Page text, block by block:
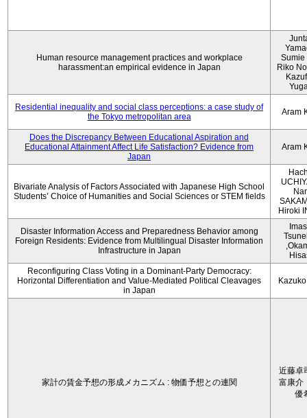
Human resource management practices and workplace
harassment:an empirical evidence in Japan
Sumie
Riko
Residential inequality and social class perceptions: a case study of
the Tokyo metropolitan area
Aram
Does the Discrepancy Between Educational Aspiration and
Educational Attainment Affect Life Satisfaction? Evidence from
Japan
Aram
Bivariate Analysis of Factors Associated with Japanese High School
Students’ Choice of Humanities and Social Sciences or STEM fields
Hiroki
Disaster Information Access and Preparedness Behavior among
Foreign Residents: Evidence from Multilingual Disaster Information
Infrastructure in Japan
Reconfiguring Class Voting in a Dominant-Party Democracy:
Horizontal Differentiation and Value-Mediated Political Cleavages
in Japan
家計の賃金予想の形成メカニズム : 物価予想との連関
近藤卓
富康介
優